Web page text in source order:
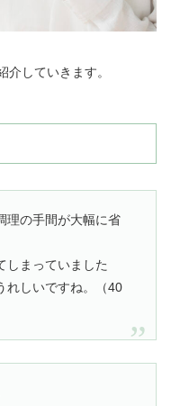
介していきます。
理の手間が大幅に省
しまっていました
れしいですね。（40